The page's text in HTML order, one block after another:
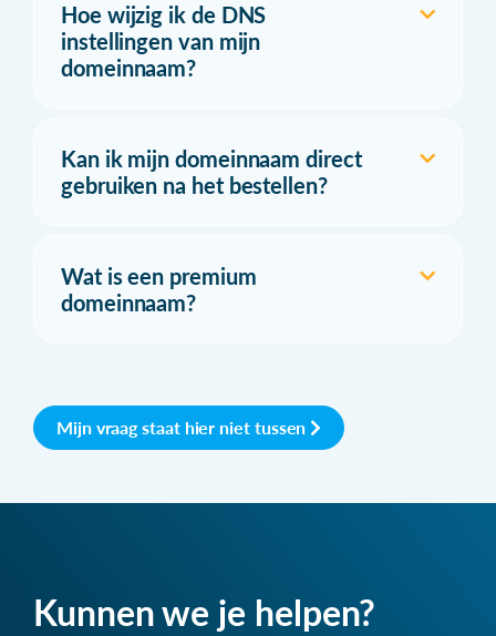
Hoe wijzig ik de DNS
instellingen van mijn
domeinnaam?
Kan ik mijn domeinnaam direct
gebruiken na het bestellen?
Wat is een premium
domeinnaam?
Mijn vraag staat hier niet tussen
Kunnen we je helpen?